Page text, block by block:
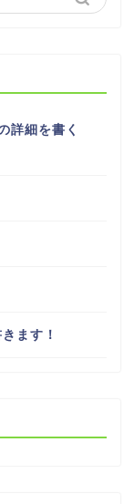
詳細を書く
ます！